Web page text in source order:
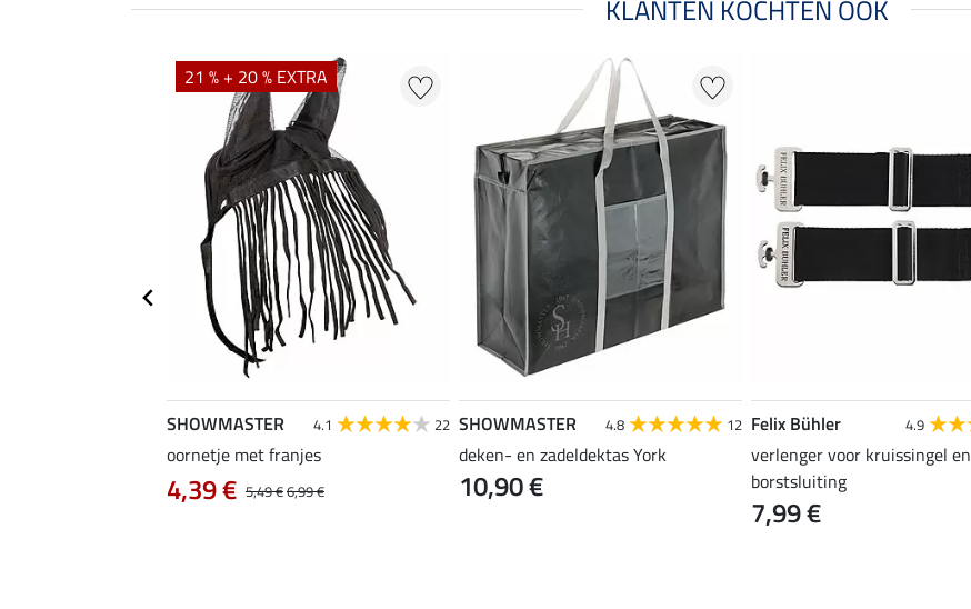
KLANTEN KOCHTEN OOK
21 % + 20 % EXTRA
SHOWMASTER 4.1 22
oornetje met franjes
5,49 €6,99 €
4,39 €
SHOWMASTER 4.8 12
deken- en zadeldektas York
10,90 €
Felix Bühler 4.9
verlenger voor kruissingel en
borstsluiting
7,99 €